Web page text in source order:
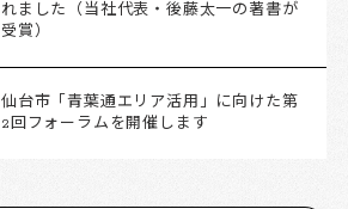
れました（当社代表・後藤太一の著書が
受賞）
仙台市「青葉通エリア活用」に向けた第
2回フォーラムを開催します